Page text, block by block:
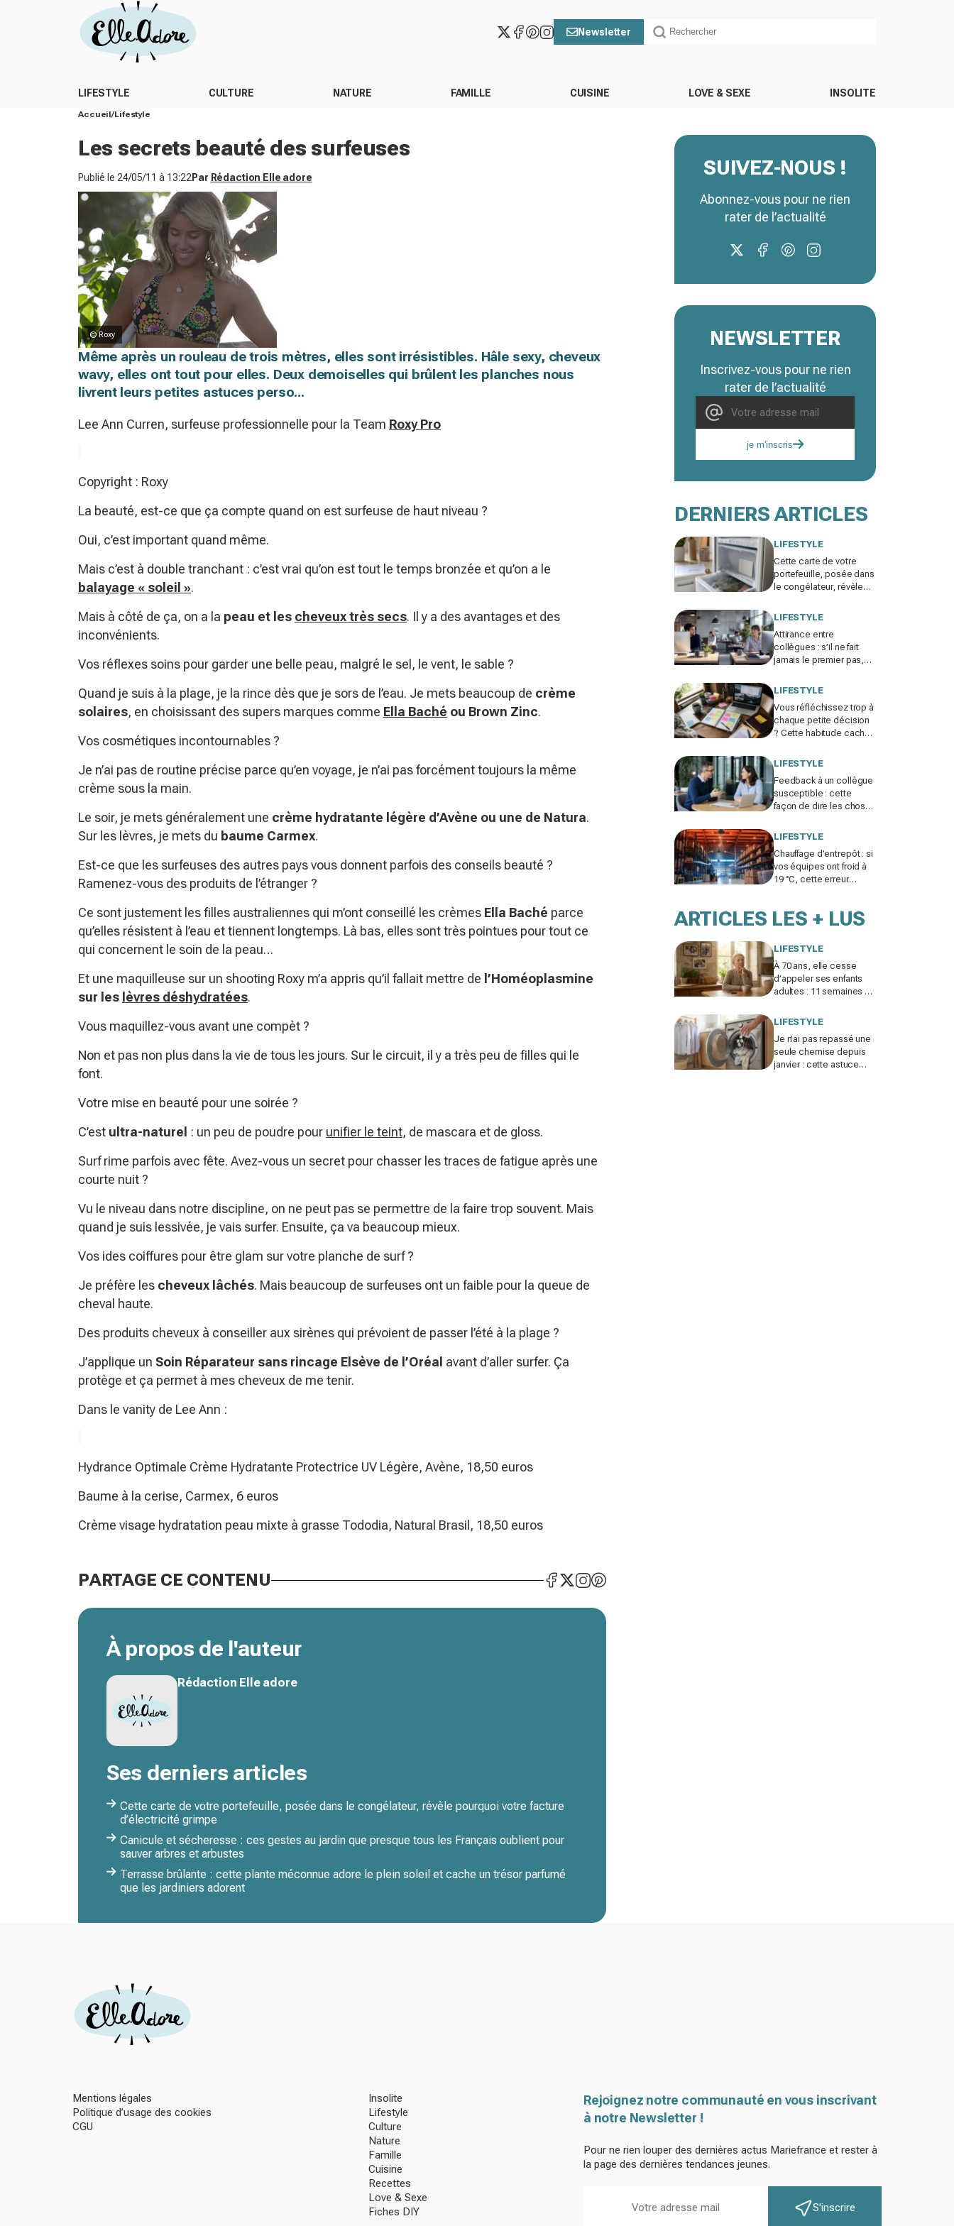
Newsletter
LIFESTYLE CULTURE NATURE FAMILLE CUISINE LOVE & SEXE INSOLITE
Accueil Lifestyle
Les secrets beauté des surfeuses
Publié le 24/05/11 à 13:22 Par Rédaction Elle adore
© Roxy
Même après un rouleau de trois mètres, elles sont irrésistibles. Hâle sexy, cheveux
wavy, elles ont tout pour elles. Deux demoiselles qui brûlent les planches nous
livrent leurs petites astuces perso...
Lee Ann Curren, surfeuse professionnelle pour la Team Roxy Pro
Copyright : Roxy
La beauté, est-ce que ça compte quand on est surfeuse de haut niveau ?
Oui, c’est important quand même.
Mais c’est à double tranchant : c’est vrai qu’on est tout le temps bronzée et qu’on a le
balayage « soleil ».
Mais à côté de ça, on a la peau et les cheveux très secs. Il y a des avantages et des
inconvénients.
Vos réflexes soins pour garder une belle peau, malgré le sel, le vent, le sable ?
Quand je suis à la plage, je la rince dès que je sors de l’eau. Je mets beaucoup de crème
solaires, en choisissant des supers marques comme Ella Baché ou Brown Zinc.
Vos cosmétiques incontournables ?
Je n’ai pas de routine précise parce qu’en voyage, je n’ai pas forcément toujours la même
crème sous la main.
Le soir, je mets généralement une crème hydratante légère d’Avène ou une de Natura.
Sur les lèvres, je mets du baume Carmex.
Est-ce que les surfeuses des autres pays vous donnent parfois des conseils beauté ?
Ramenez-vous des produits de l’étranger ?
Ce sont justement les filles australiennes qui m’ont conseillé les crèmes Ella Baché parce
qu’elles résistent à l’eau et tiennent longtemps. Là bas, elles sont très pointues pour tout ce
qui concernent le soin de la peau…
Et une maquilleuse sur un shooting Roxy m’a appris qu’il fallait mettre de l’Homéoplasmine
sur les lèvres déshydratées.
Vous maquillez-vous avant une compèt ?
Non et pas non plus dans la vie de tous les jours. Sur le circuit, il y a très peu de filles qui le
font.
Votre mise en beauté pour une soirée ?
C’est ultra-naturel : un peu de poudre pour unifier le teint, de mascara et de gloss.
Surf rime parfois avec fête. Avez-vous un secret pour chasser les traces de fatigue après une
courte nuit ?
Vu le niveau dans notre discipline, on ne peut pas se permettre de la faire trop souvent. Mais
quand je suis lessivée, je vais surfer. Ensuite, ça va beaucoup mieux.
Vos ides coiffures pour être glam sur votre planche de surf ?
Je préfère les cheveux lâchés. Mais beaucoup de surfeuses ont un faible pour la queue de
cheval haute.
Des produits cheveux à conseiller aux sirènes qui prévoient de passer l’été à la plage ?
J’applique un Soin Réparateur sans rincage Elsève de l’Oréal avant d’aller surfer. Ça
protège et ça permet à mes cheveux de me tenir.
Dans le vanity de Lee Ann :
Hydrance Optimale Crème Hydratante Protectrice UV Légère, Avène, 18,50 euros
Baume à la cerise, Carmex, 6 euros
Crème visage hydratation peau mixte à grasse Tododia, Natural Brasil, 18,50 euros
PARTAGE CE CONTENU
À propos de l'auteur
Rédaction Elle adore
Ses derniers articles
Cette carte de votre portefeuille, posée dans le congélateur, révèle pourquoi votre facture
d’électricité grimpe
Canicule et sécheresse : ces gestes au jardin que presque tous les Français oublient pour
sauver arbres et arbustes
Terrasse brûlante : cette plante méconnue adore le plein soleil et cache un trésor parfumé
que les jardiniers adorent
SUIVEZ-NOUS !
Abonnez-vous pour ne rien
rater de l’actualité
NEWSLETTER
Inscrivez-vous pour ne rien
rater de l’actualité
je m'inscris
DERNIERS ARTICLES
LIFESTYLE
Cette carte de votre
portefeuille, posée dans
le congélateur, révèle
d’électricité grimpe
LIFESTYLE
Attirance entre
collègues : s’il ne fait
jamais le premier pas,
mais pour une raison
LIFESTYLE
Vous réfléchissez trop à
chaque petite décision
? Cette habitude cachée
votre vie
LIFESTYLE
Feedback à un collègue
susceptible : cette
façon de dire les choses
change tout
LIFESTYLE
Chauffage d’entrepôt : si
vos équipes ont froid à
19 °C, cette erreur
ARTICLES LES + LUS
LIFESTYLE
À 70 ans, elle cesse
d’appeler ses enfants
adultes : 11 semaines de
brutale sur les familles
LIFESTYLE
Je n’ai pas repassé une
seule chemise depuis
janvier : cette astuce
Mentions légales
Politique d’usage des cookies
CGU
Insolite
Lifestyle
Culture
Nature
Famille
Cuisine
Recettes
Love & Sexe
Fiches DIY
Rejoignez notre communauté en vous inscrivant
à notre Newsletter !
Pour ne rien louper des dernières actus Mariefrance et rester à
la page des dernières tendances jeunes.
S'inscrire